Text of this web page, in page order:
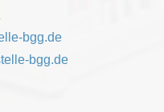
bgg.de
bgg.de